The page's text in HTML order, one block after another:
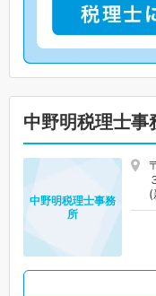
中野明税理士事
(
中野明税理士事務
所